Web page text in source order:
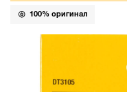
100% оригинал